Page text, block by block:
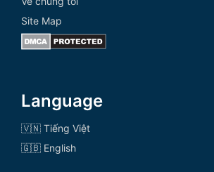
Site Map
Language
🇻🇳 Tiếng Việt
🇬🇧 English